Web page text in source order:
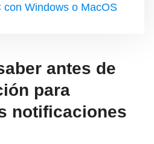
con Windows o MacOS
antes de
para
notificaciones